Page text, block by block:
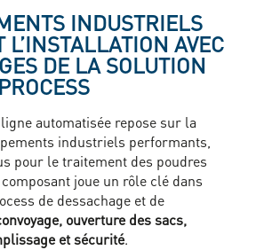
INDUSTRIELS
L’INSTALLATION AVEC
DE LA SOLUTION
automatisée repose sur la
industriels performants,
pour le traitement des poudres
joue un rôle clé dans
de dessachage et de
ouverture des sacs,
et sécurité.